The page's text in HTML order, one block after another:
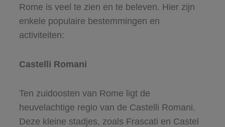
Rome is veel te zien en te beleven. Hier zijn
enkele populaire bestemmingen en
activiteiten:
Castelli Romani
Ten zuidoosten van Rome ligt de
heuvelachtige regio van de Castelli Romani.
Deze kleine stadjes, zoals Frascati en Castel